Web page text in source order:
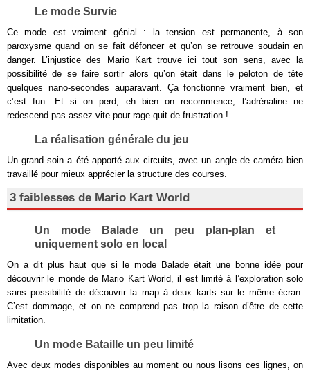
Le mode Survie
Ce mode est vraiment génial : la tension est permanente, à son
paroxysme quand on se fait défoncer et qu’on se retrouve soudain en
danger. L’injustice des Mario Kart trouve ici tout son sens, avec la
possibilité de se faire sortir alors qu’on était dans le peloton de tête
quelques nano-secondes auparavant. Ça fonctionne vraiment bien, et
c’est fun. Et si on perd, eh bien on recommence, l’adrénaline ne
redescend pas assez vite pour rage-quit de frustration !
La réalisation générale du jeu
Un grand soin a été apporté aux circuits, avec un angle de caméra bien
travaillé pour mieux apprécier la structure des courses.
3 faiblesses de Mario Kart World
Un mode Balade un peu plan-plan et
uniquement solo en local
On a dit plus haut que si le mode Balade était une bonne idée pour
découvrir le monde de Mario Kart World, il est limité à l’exploration solo
sans possibilité de découvrir la map à deux karts sur le même écran.
C’est dommage, et on ne comprend pas trop la raison d’être de cette
limitation.
Un mode Bataille un peu limité
Avec deux modes disponibles au moment ou nous lisons ces lignes, on